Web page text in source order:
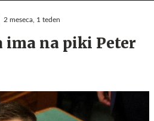
2 meseca, 1 teden
ima na piki Peter